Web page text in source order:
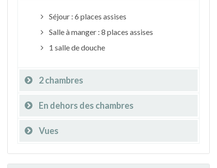
Séjour : 6 places assises
Salle à manger : 8 places assises
1 salle de douche
2 chambres
En dehors des chambres
Vues